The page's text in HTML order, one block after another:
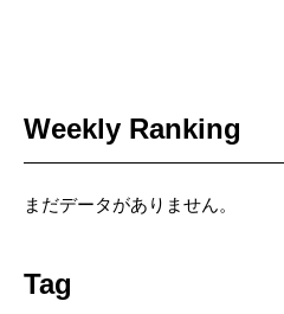
Weekly Ranking
まだデータがありません。
Tag